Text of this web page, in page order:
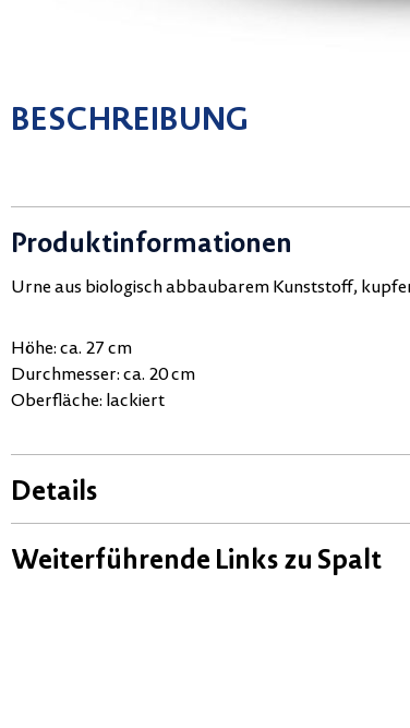
BESCHREIBUNG
Produktinformationen
Urne aus biologisch abbaubarem Kunststoff,
Höhe: ca. 27 cm
Durchmesser: ca. 20 cm
Oberfläche: lackiert
Details
Weiterführende Links zu Spalt